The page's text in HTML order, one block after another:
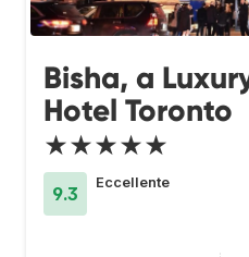
Bisha, a
Hotel Toronto
★★★★★
9.3
Eccellente